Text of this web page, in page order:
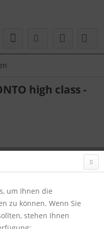
high class -
um Ihnen die
zu können. Wenn Sie
stehen Ihnen